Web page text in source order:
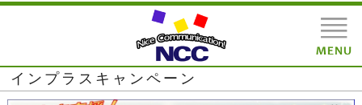
インプラスキャンペーン